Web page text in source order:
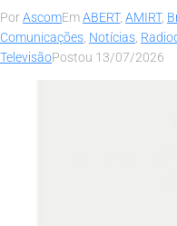
PorAscomEmABERT, AMIRT,
Comunicações, Notícias,
TelevisãoPostou 13/07/2026